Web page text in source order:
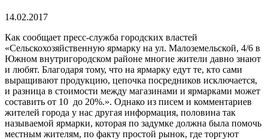
14.02.2017
Как сообщает пресс-служба городских властей
«Сельскохозяйственную ярмарку на ул. Малоземельской, 4/6 в
Южном внутригородском районе многие жители давно знают
и любят. Благодаря тому, что на ярмарку едут те, кто сами
выращивают продукцию, цепочка посредников исключается,
и разница в стоимости между магазинами и ярмарками может
составить от 10 до 20%.». Однако из писем и комментариев
жителей города у нас другая информация, половина так
называемой ярмарки, которая по задумке должна была помочь
местным жителям, по факту простой рынок, где торгуют